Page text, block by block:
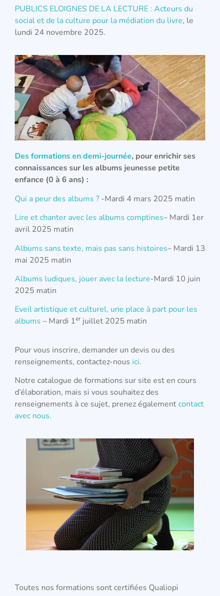
PUBLICS ELOIGNES DE LA LECTURE : Acteurs du
social et de la culture pour la médiation du livre, le
lundi 24 novembre 2025.
Des formations en demi-journée, pour enrichir ses
connaissances sur les albums jeunesse petite
enfance (0 à 6 ans) :
Qui a peur des albums ? -Mardi 4 mars 2025 matin
Lire et chanter avec les albums comptines– Mardi 1er
avril 2025 matin
Albums sans texte, mais pas sans histoires– Mardi 13
mai 2025 matin
Albums ludiques, jouer avec la lecture-Mardi 10 juin
2025 matin
Eveil artistique et culturel, une place à part pour les
albums – Mardi 1er juillet 2025 matin
Pour vous inscrire, demander un devis ou des
renseignements, contactez-nous ici.
Notre catalogue de formations sur site est en cours
d’élaboration, mais si vous souhaitez des
renseignements à ce sujet, prenez égalementcontact
avec nous.
Toutes nos formations sont certifiées Qualiopi